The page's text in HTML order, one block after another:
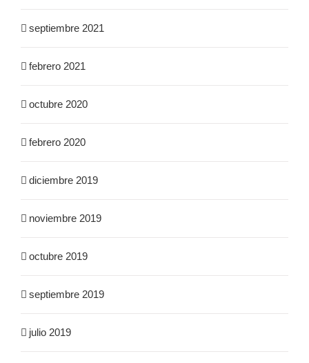
septiembre 2021
febrero 2021
octubre 2020
febrero 2020
diciembre 2019
noviembre 2019
octubre 2019
septiembre 2019
julio 2019